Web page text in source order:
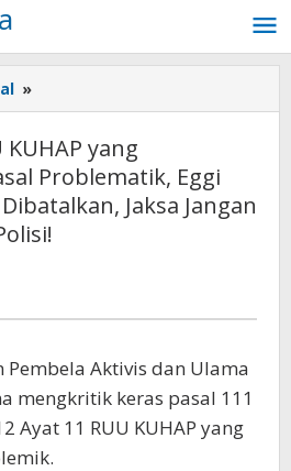
»
Keras
KUHAP
yang
Mengandung
Pasal
:
Dibatalkan,
Jaksa
Jangan
Sampai
Kerjain
yang
Problematik, Eggi
Jaksa Jangan
Pembela Aktivis dan Ulama
mengkritik keras pasal 111
Ayat 11 RUU KUHAP yang